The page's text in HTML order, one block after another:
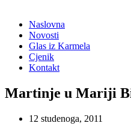
Naslovna
Novosti
Glas iz Karmela
Cjenik
Kontakt
Martinje u Mariji
12 studenoga, 2011